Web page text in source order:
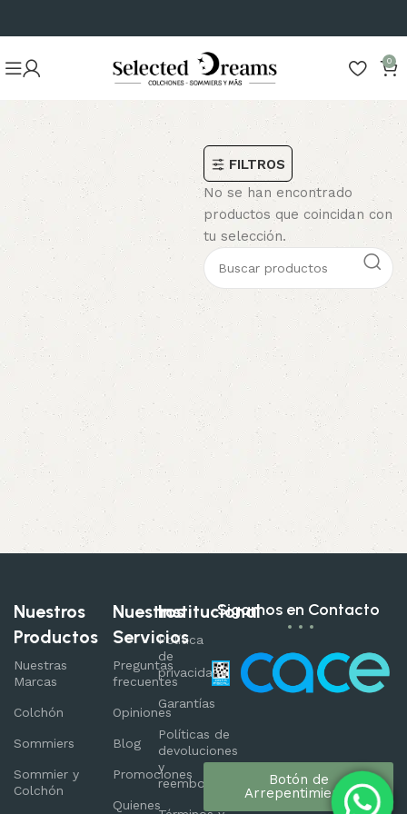
0
FILTROS
No se han encontrado
productos que coincidan con
tu selección.
Nuestros
Productos
Nuestras
Marcas
Colchón
Sommiers
Sommier y
Colchón
Nuestros
Servicios
Preguntas
frecuentes
Opiniones
Blog
Promociones
Quienes
Institucional
Política
de
privacidad
Garantías
Políticas de
devoluciones
y
reembolsos
Sigamos en Contacto
Botón de
Arrepentimiento